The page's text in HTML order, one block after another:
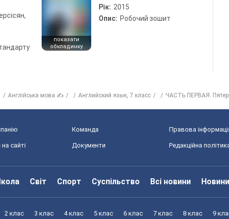
показати
обкладинку
Рік: 2015
Опис: Робочий зошит
Англійська мова ✍ Английский язык, 7 класс ЧАСТЬ ПЕРВАЯ.
Команда Правова
сайті Документи Редакційна
Світ Спорт Суспільство Всі новини
2 клас 3 клас 4 клас 5 клас 6 клас 7 клас 8 клас 9